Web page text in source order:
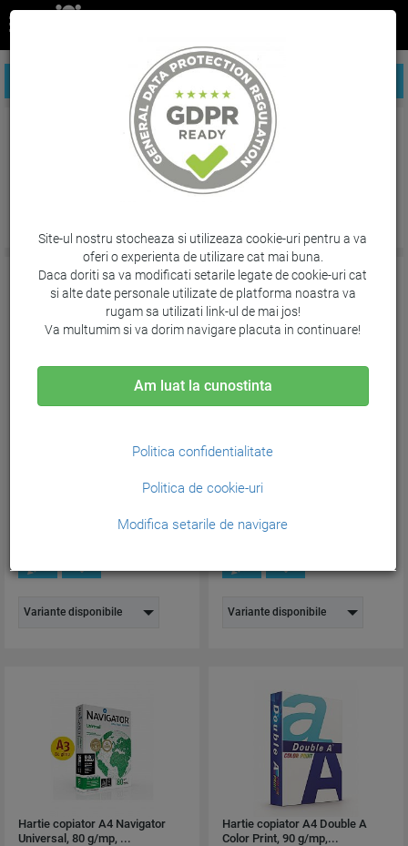
FILTREAZA PRODUSE
Hartie pentru copiator
88010807
Variante disponibile
Cod produs:
23,18
Variante disponibile
Hartie copiator A4 Navigator
Universal, 80 g/mp, ...
Hartie copiator A4 Double A
Color Print, 90 g/mp,...
Site-ul nostru stocheaza si utilizeaza cookie-uri pentru a va
oferi o experienta de utilizare cat mai buna.
Daca doriti sa va modificati setarile legate de cookie-uri cat
si alte date personale utilizate de platforma noastra va
rugam sa utilizati link-ul de mai jos!
Va multumim si va dorim navigare placuta in continuare!
Am luat la cunostinta
Politica confidentialitate
Politica de cookie-uri
Modifica setarile de navigare